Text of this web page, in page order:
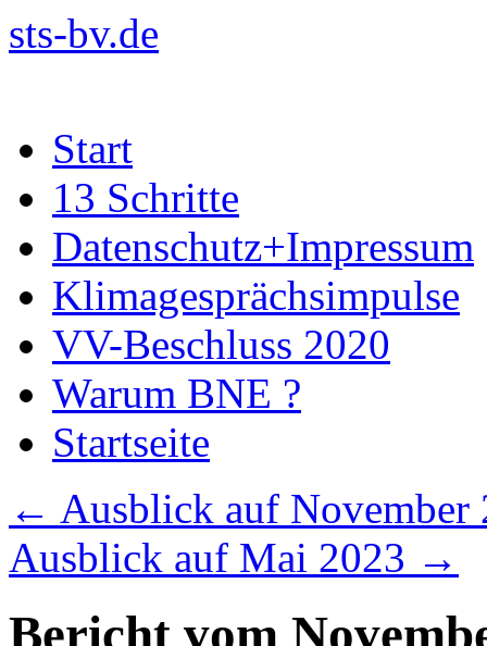
sts-bv.de
Inhalt
springenStart
13 Schritte
Datenschutz+Impressum
Klimagesprächsimpulse
VV-Beschluss 2020
Warum BNE ?
Startseite
← Ausblick auf November
Ausblick auf Mai 2023 →
Bericht vom